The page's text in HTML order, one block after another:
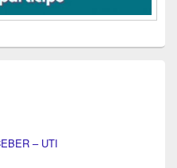
– UTI